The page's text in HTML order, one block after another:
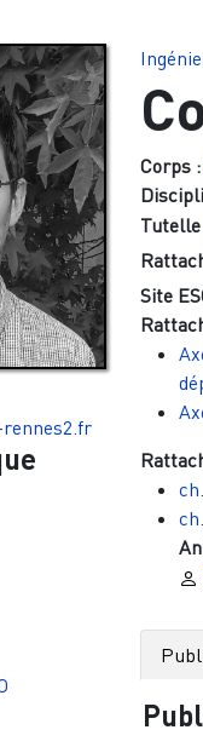
rennes2.fr
Corps :
Site